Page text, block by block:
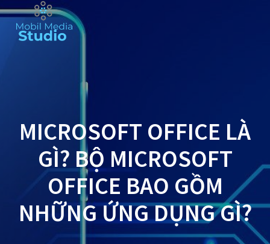
MICROSOFT OFFICE LÀ
GÌ? BỘ MICROSOFT
OFFICE BAO GỒM
NHỮNG ỨNG DỤNG GÌ?